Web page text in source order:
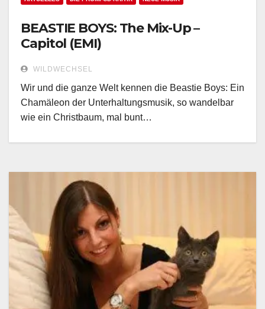
BEASTIE BOYS: The Mix-Up –
Capitol (EMI)
WILDWECHSEL
Wir und die ganze Welt kennen die Beastie Boys: Ein
Chamäleon der Unterhaltungsmusik, so wandelbar
wie ein Christbaum, mal bunt…